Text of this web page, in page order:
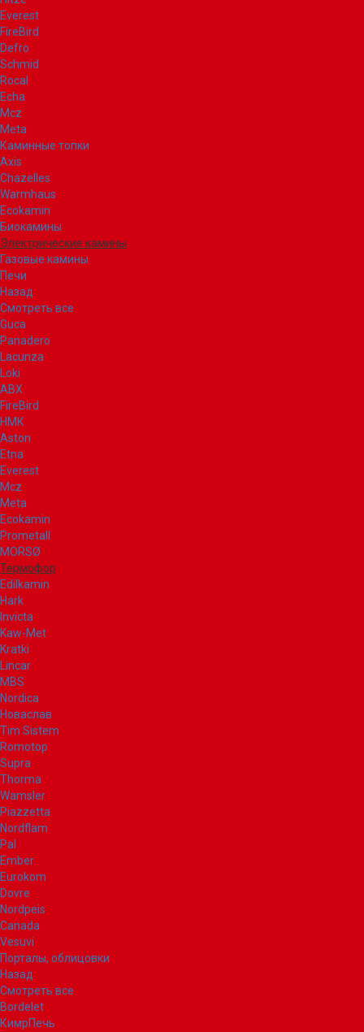
Everest
FireBird
Defro
Schmid
Rocal
Echa
Mcz
Meta
Каминные топки
Axis
Chazelles
Warmhaus
Ecokamin
Биокамины
Электрические камины
Газовые камины
Печи
Назад
Смотреть все
Guca
Panadero
Lacunza
Loki
ABX
FireBird
НМК
Aston
Etna
Everest
Mcz
Meta
Ecokamin
Prometall
MORSØ
Термофор
Edilkamin
Hark
Invicta
Kaw-Met
Kratki
Lincar
MBS
Nordica
Новаслав
Tim Sistem
Romotop
Supra
Thorma
Wamsler
Piazzetta
Nordflam
Pal
Ember
Eurokom
Dovre
Nordpeis
Canada
Vesuvi
Порталы, облицовки
Назад
Смотреть все
Bordelet
КимрПечь